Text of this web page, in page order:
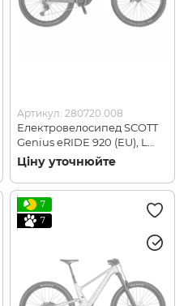
Артикул: 280720.008
Електровелосипед SCOTT
Genius eRIDE 920 (EU), L
(280720.008)
Ціну уточнюйте
7
7